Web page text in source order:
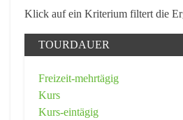
Klick auf ein Kriterium filtert die
TOURDAUER
Freizeit-mehrtägig
Kurs
Kurs-eintägig